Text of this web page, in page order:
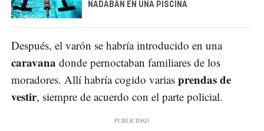
NADABAN EN UNA PISCINA
Después, el varón se habría introducido en una
caravana donde pernoctaban familiares de los
moradores. Allí habría cogido varias prendas de
vestir, siempre de acuerdo con el parte policial.